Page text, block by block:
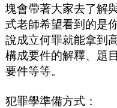
塊會帶著大家去了解
式老師希望看到的是
說成立何罪就能拿到
構成要件的解釋、題
要件等等。
犯罪學準備方式：